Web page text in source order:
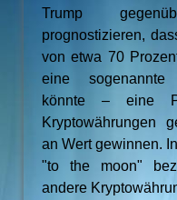
Trump
prognostizieren,
von etwa 70
eine sogenannte
könnte – eine
Kryptowährungen
an Wert gewinnen.
"to the moon"
andere